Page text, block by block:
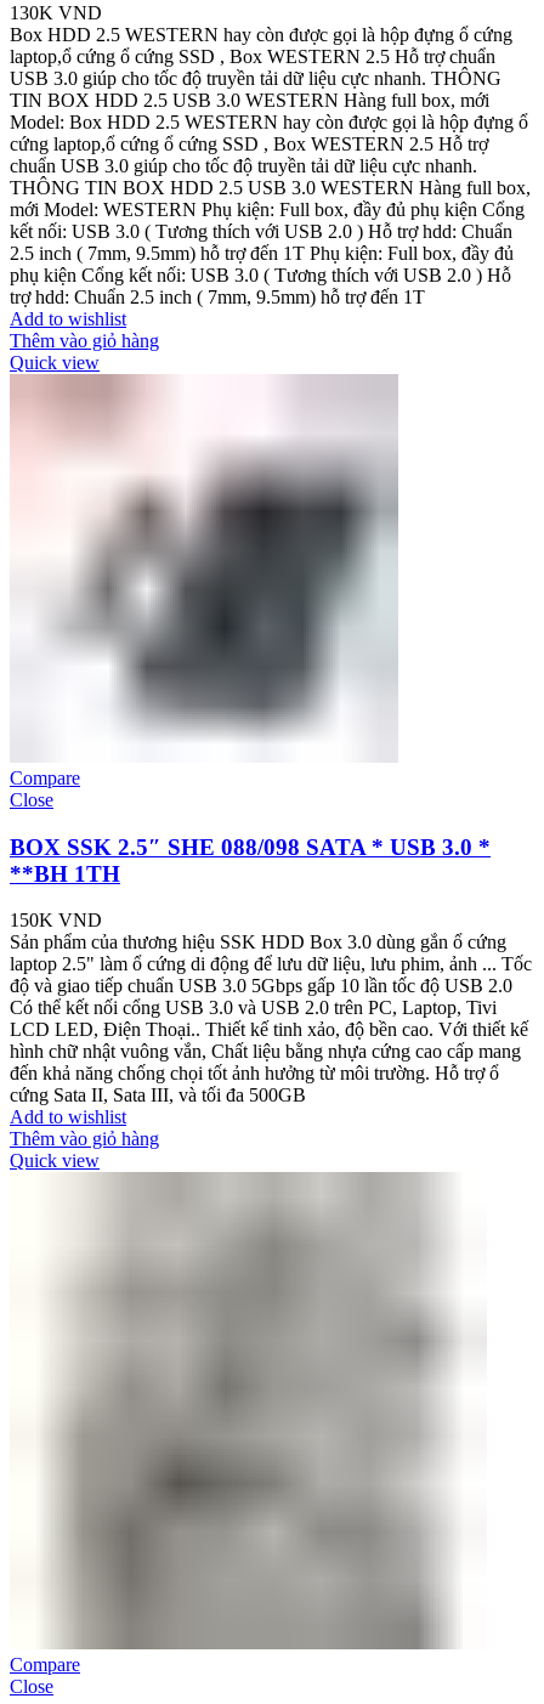
130K VND
Box HDD 2.5 WESTERN hay còn được gọi là hộp đựng ổ cứng
laptop,ổ cứng ổ cứng SSD , Box WESTERN 2.5 Hỗ trợ chuẩn
USB 3.0 giúp cho tốc độ truyền tải dữ liệu cực nhanh. THÔNG
TIN BOX HDD 2.5 USB 3.0 WESTERN Hàng full box, mới
Model: Box HDD 2.5 WESTERN hay còn được gọi là hộp đựng ổ
cứng laptop,ổ cứng ổ cứng SSD , Box WESTERN 2.5 Hỗ trợ
chuẩn USB 3.0 giúp cho tốc độ truyền tải dữ liệu cực nhanh.
THÔNG TIN BOX HDD 2.5 USB 3.0 WESTERN Hàng full box,
mới Model: WESTERN Phụ kiện: Full box, đầy đủ phụ kiện Cổng
kết nối: USB 3.0 ( Tương thích với USB 2.0 ) Hỗ trợ hdd: Chuẩn
2.5 inch ( 7mm, 9.5mm) hỗ trợ đến 1T Phụ kiện: Full box, đầy đủ
phụ kiện Cổng kết nối: USB 3.0 ( Tương thích với USB 2.0 ) Hỗ
trợ hdd: Chuẩn 2.5 inch ( 7mm, 9.5mm) hỗ trợ đến 1T
Add to wishlist
Thêm vào giỏ hàng
Quick view
Compare
Close
BOX SSK 2.5″ SHE 088/098 SATA * USB 3.0 *
**BH 1TH
150K VND
Sản phẩm của thương hiệu SSK HDD Box 3.0 dùng gắn ổ cứng
laptop 2.5" làm ổ cứng di động để lưu dữ liệu, lưu phim, ảnh ... Tốc
độ và giao tiếp chuẩn USB 3.0 5Gbps gấp 10 lần tốc độ USB 2.0
Có thể kết nối cổng USB 3.0 và USB 2.0 trên PC, Laptop, Tivi
LCD LED, Điện Thoại.. Thiết kế tinh xảo, độ bền cao. Với thiết kế
hình chữ nhật vuông vắn, Chất liệu bằng nhựa cứng cao cấp mang
đến khả năng chống chọi tốt ảnh hưởng từ môi trường. Hỗ trợ ổ
cứng Sata II, Sata III, và tối đa 500GB
Add to wishlist
Thêm vào giỏ hàng
Quick view
Compare
Close